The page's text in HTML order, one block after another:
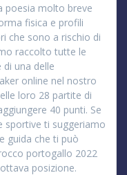
poesia molto breve
fisica e profili
che sono a rischio di
raccolto tutte le
una delle
online nel nostro
loro 28 partite di
40 punti. Se
sportive ti suggeriamo
guida che ti può
portogallo 2022
posizione.